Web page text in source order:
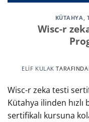
KÜTAHYA
Wisc-r
ELIF KULAK
Wisc-r zeka testi
Kütahya ilinden
sertifikalı kursuna